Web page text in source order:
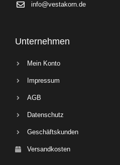
info@vestakorn.de
Unternehmen
Mein Konto
Impressum
AGB
Datenschutz
Geschäftskunden
Versandkosten